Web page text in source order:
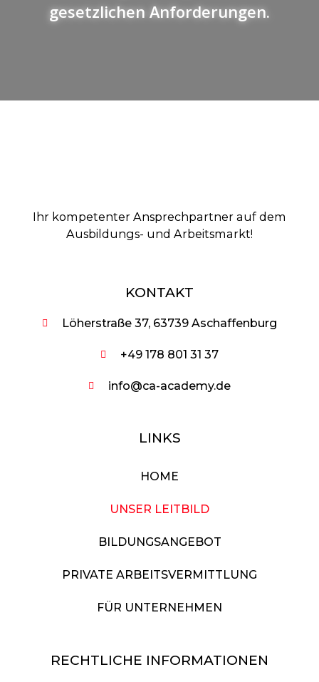
gesetzlichen Anforderungen.
Ihr kompetenter Ansprechpartner auf dem
Ausbildungs- und Arbeitsmarkt!
KONTAKT
Löherstraße 37, 63739 Aschaffenburg
+49 178 801 31 37
info@ca-academy.de
LINKS
HOME
UNSER LEITBILD
BILDUNGSANGEBOT
PRIVATE ARBEITSVERMITTLUNG
FÜR UNTERNEHMEN
RECHTLICHE INFORMATIONEN